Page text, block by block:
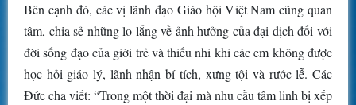
Bên cạnh đó, các vị lãnh đạo Giáo hội Việt Nam cũng quan
tâm, chia sẻ những lo lắng về ảnh hưởng của đại dịch đối với
đời sống đạo của giới trẻ và thiếu nhi khi các em không được
học hỏi giáo lý, lãnh nhận bí tích, xưng tội và rước lễ. Các
Đức cha viết: “Trong một thời đại mà nhu cầu tâm linh bị xếp